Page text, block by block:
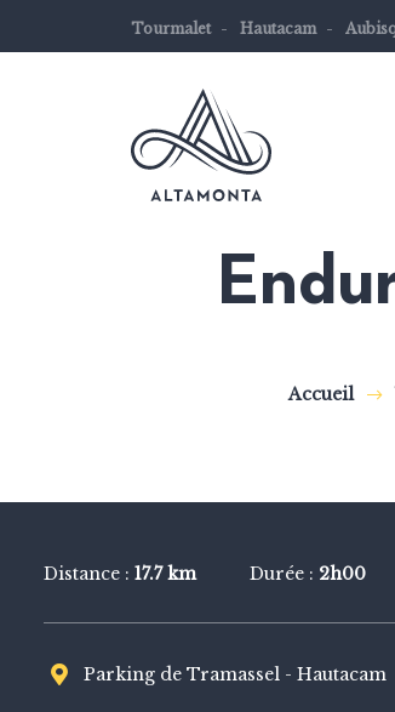
Tourmalet Hautacam
ou
VTT
Accueil
Distance : 17.7 km Durée : 2h00
Parking de Tramassel - Hautacam